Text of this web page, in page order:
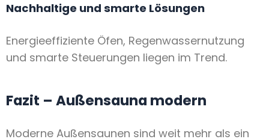
Nachhaltige und smarte Lösungen
Energieeffiziente Öfen, Regenwassernutzung
und smarte Steuerungen liegen im Trend.
Fazit – Außensauna modern
Moderne Außensaunen sind weit mehr als ein